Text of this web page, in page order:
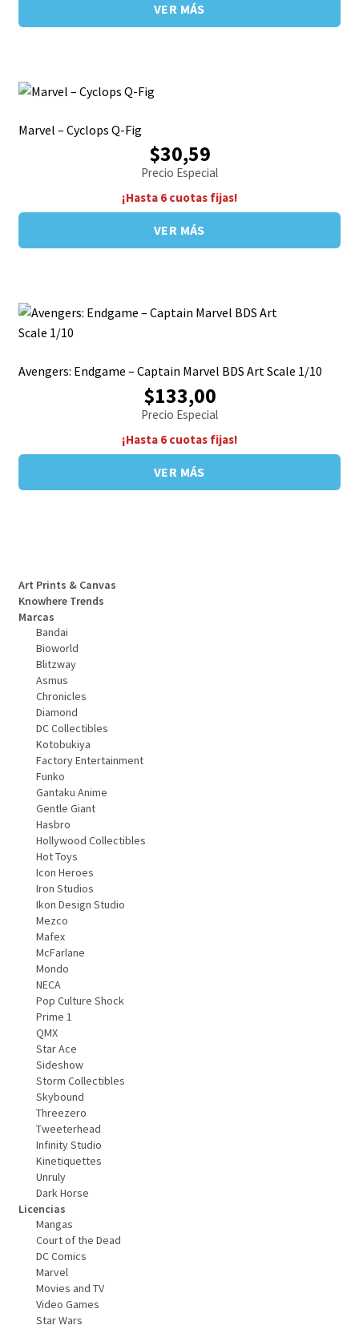
VER MÁS
Marvel – Cyclops Q-Fig
$30,59
Precio Especial
¡Hasta 6 cuotas fijas!
VER MÁS
Avengers: Endgame – Captain Marvel BDS Art Scale 1/10
$133,00
Precio Especial
¡Hasta 6 cuotas fijas!
VER MÁS
Art Prints & Canvas
Knowhere Trends
Marcas
Bandai
Bioworld
Blitzway
Asmus
Chronicles
Diamond
DC Collectibles
Kotobukiya
Factory Entertainment
Funko
Gantaku Anime
Gentle Giant
Hasbro
Hollywood Collectibles
Hot Toys
Icon Heroes
Iron Studios
Ikon Design Studio
Mezco
Mafex
McFarlane
Mondo
NECA
Pop Culture Shock
Prime 1
QMX
Star Ace
Sideshow
Storm Collectibles
Skybound
Threezero
Tweeterhead
Infinity Studio
Kinetiquettes
Unruly
Dark Horse
Licencias
Mangas
Court of the Dead
DC Comics
Marvel
Movies and TV
Video Games
Star Wars